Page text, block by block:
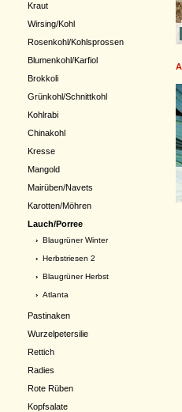
Kraut
Wirsing/Kohl
Rosenkohl/Kohlsprossen
Blumenkohl/Karfiol
Brokkoli
Grünkohl/Schnittkohl
Kohlrabi
Chinakohl
Kresse
Mangold
Mairüben/Navets
Karotten/Möhren
Lauch/Porree
› Blaugrüner Winter
› Herbstriesen 2
› Blaugrüner Herbst
› Atlanta
Pastinaken
Wurzelpetersilie
Rettich
Radies
Rote Rüben
Kopfsalate